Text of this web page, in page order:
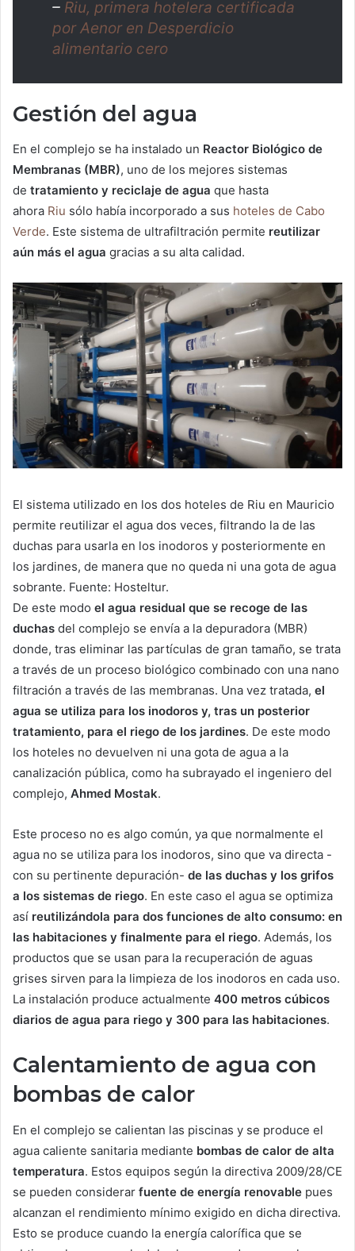
– Riu, primera hotelera certificada
por Aenor en Desperdicio
alimentario cero
Gestión del agua
En el complejo se ha instalado un Reactor Biológico de
Membranas (MBR), uno de los mejores sistemas
de tratamiento y reciclaje de agua que hasta
ahora Riu sólo había incorporado a sus hoteles de Cabo
Verde. Este sistema de ultrafiltración permite reutilizar
aún más el agua gracias a su alta calidad.
El sistema utilizado en los dos hoteles de Riu en Mauricio
permite reutilizar el agua dos veces, filtrando la de las
duchas para usarla en los inodoros y posteriormente en
los jardines, de manera que no queda ni una gota de agua
sobrante. Fuente: Hosteltur.
De este modo el agua residual que se recoge de las
duchas del complejo se envía a la depuradora (MBR)
donde, tras eliminar las partículas de gran tamaño, se trata
a través de un proceso biológico combinado con una nano
filtración a través de las membranas. Una vez tratada, el
agua se utiliza para los inodoros y, tras un posterior
tratamiento, para el riego de los jardines. De este modo
los hoteles no devuelven ni una gota de agua a la
canalización pública, como ha subrayado el ingeniero del
complejo, Ahmed Mostak.
Este proceso no es algo común, ya que normalmente el
agua no se utiliza para los inodoros, sino que va directa -
con su pertinente depuración- de las duchas y los grifos
a los sistemas de riego. En este caso el agua se optimiza
así reutilizándola para dos funciones de alto consumo: en
las habitaciones y finalmente para el riego. Además, los
productos que se usan para la recuperación de aguas
grises sirven para la limpieza de los inodoros en cada uso.
La instalación produce actualmente 400 metros cúbicos
diarios de agua para riego y 300 para las habitaciones.
Calentamiento de agua con
bombas de calor
En el complejo se calientan las piscinas y se produce el
agua caliente sanitaria mediante bombas de calor de alta
temperatura. Estos equipos según la directiva 2009/28/CE
se pueden considerar fuente de energía renovable pues
alcanzan el rendimiento mínimo exigido en dicha directiva.
Esto se produce cuando la energía calorífica que se